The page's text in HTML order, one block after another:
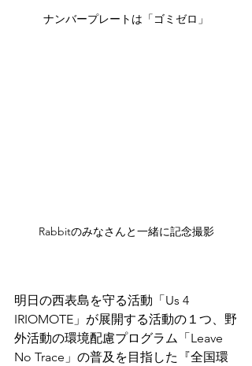
ナンバープレートは「ゴミゼロ」
Rabbitのみなさんと一緒に記念撮影
明日の西表島を守る活動「Us 4
IRIOMOTE」が展開する活動の１つ、野
外活動の環境配慮プログラム「Leave
No Trace」の普及を目指した『全国環